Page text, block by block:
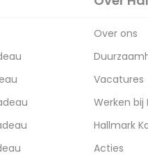
Over ons
Vacatures
Werken bij
Hallmark
Acties